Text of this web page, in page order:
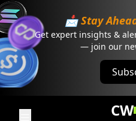
📩 Stay
Get expert insights &
— join our
CW